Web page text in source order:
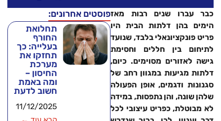
כבר עברו שנים רבות מאז
הימים בהן דלתות הבית היו
פריט פונקציונאלי בלבד, שנועד
לתיחום בין חללים וחסימת
גישה לאזורים מסוימים. כיום,
דלתות מגיעות במגוון רחב של
סגנונות ודגמים, אופן הפעולה
שלהן שונה, והן נתפסות, במידה
לא מבוטלת, כפריט עיצובי לכל
פוסטים אחרונים:
תחלואת
החורף
בעלייה: כך
תחזקו את
מערכת
החיסון –
ומה באמת
חשוב לדעת
11/12/2025